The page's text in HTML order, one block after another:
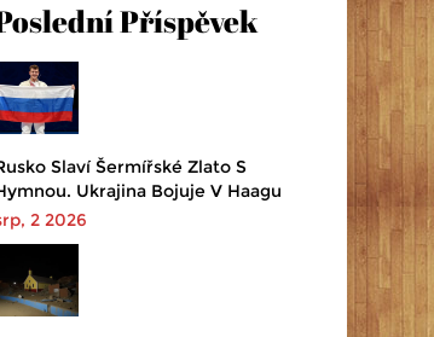
Příspěvek
Slaví Šermířské Zlato S
Ukrajina Bojuje V Haagu
2 2026